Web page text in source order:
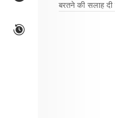
बरतने की सलाह दी